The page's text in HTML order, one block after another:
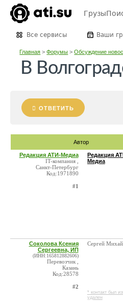
Грузы
Все сервисы Ваши
Главная >Форумы >Обсуждение
В
ОТВЕТИТЬ
Автор
Редакция АТИ-Медиа
IT-компания ,
Санкт-Петербург
Код:1971890
#1
Редакция
Медиа
Соколова Ксения
Сергеевна, ИП
(ИНН:165812882606)
Перевозчик ,
Казань
Код:28578
#2
Сергей
* контакт был
удален